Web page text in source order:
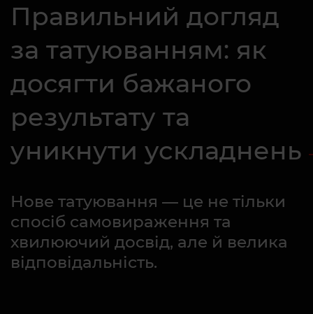
Правильний догляд
за татуюванням: як
досягти бажаного
результату та
уникнути ускладнень
Нове татуювання — це не тільки
спосіб самовираження та
хвилюючий досвід, але й велика
відповідальність.